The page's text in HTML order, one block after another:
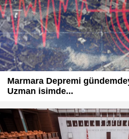
Marmara Depremi
Uzman isimde...